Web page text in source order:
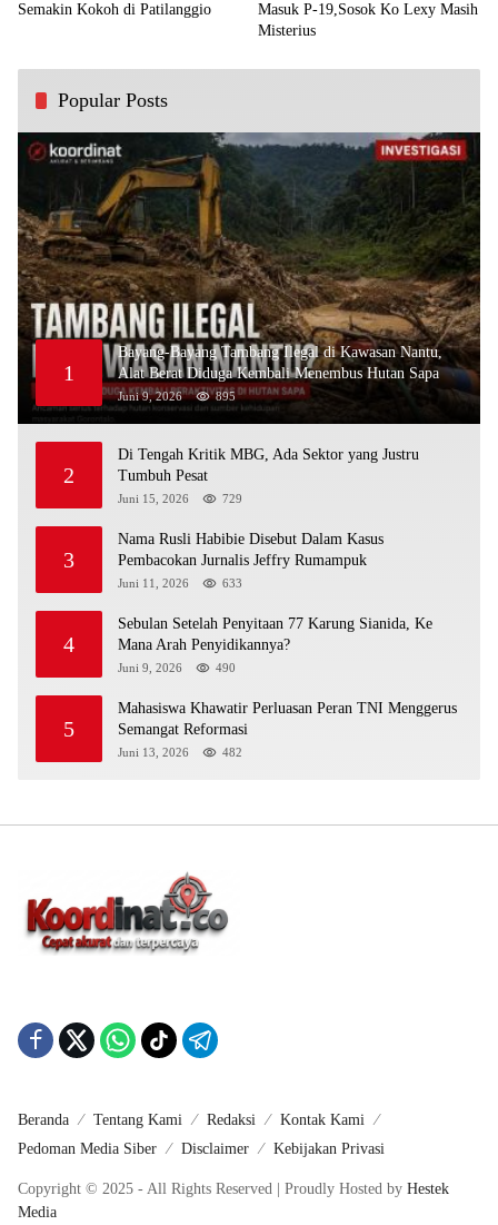
Semakin Kokoh di Patilanggio
Masuk P-19,Sosok Ko Lexy Masih
Misterius
Popular Posts
1
Bayang-Bayang Tambang Ilegal di Kawasan Nantu,
Alat Berat Diduga Kembali Menembus Hutan Sapa
Juni 9, 2026 895
2
Di Tengah Kritik MBG, Ada Sektor yang Justru
Tumbuh Pesat
Juni 15, 2026 729
3
Nama Rusli Habibie Disebut Dalam Kasus
Pembacokan Jurnalis Jeffry Rumampuk
Juni 11, 2026 633
4
Sebulan Setelah Penyitaan 77 Karung Sianida, Ke
Mana Arah Penyidikannya?
Juni 9, 2026 490
5
Mahasiswa Khawatir Perluasan Peran TNI Menggerus
Semangat Reformasi
Juni 13, 2026 482
Beranda Tentang Kami Redaksi
Kontak Kami
Pedoman Media Siber
Disclaimer Kebijakan Privasi
Copyright © 2025 - All Rights Reserved | Proudly Hosted by Hestek
Media